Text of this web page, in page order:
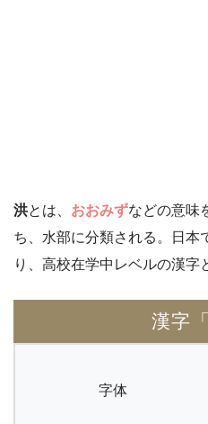
洪とは、 おおみずなどの意味
ち、水部に分類される。日本
り、高校在学中レベルの漢字
漢字
字体